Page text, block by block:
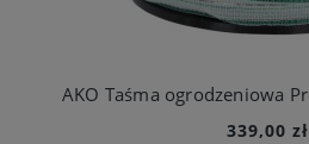
339,00 zł